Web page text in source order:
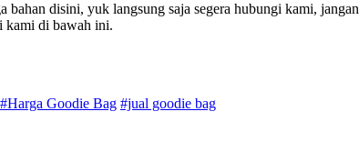
disini, yuk langsung saja segera hubungi kami,
kami di bawah ini.
#Harga Goodie Bag #jual goodie bag